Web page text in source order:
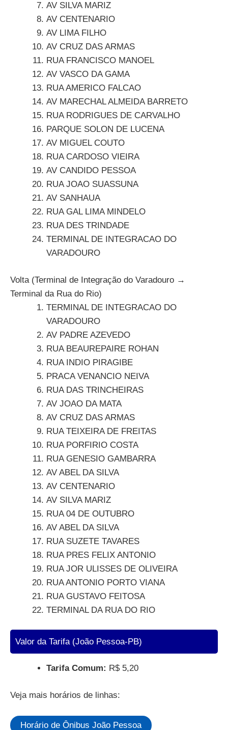
AV SILVA MARIZ
AV CENTENARIO
AV LIMA FILHO
AV CRUZ DAS ARMAS
RUA FRANCISCO MANOEL
AV VASCO DA GAMA
RUA AMERICO FALCAO
AV MARECHAL ALMEIDA BARRETO
RUA RODRIGUES DE CARVALHO
PARQUE SOLON DE LUCENA
AV MIGUEL COUTO
RUA CARDOSO VIEIRA
AV CANDIDO PESSOA
RUA JOAO SUASSUNA
AV SANHAUA
RUA GAL LIMA MINDELO
RUA DES TRINDADE
TERMINAL DE INTEGRACAO DO
VARADOURO
Volta (Terminal de Integração do Varadouro →
Terminal da Rua do Rio)
TERMINAL DE INTEGRACAO DO
VARADOURO
AV PADRE AZEVEDO
RUA BEAUREPAIRE ROHAN
RUA INDIO PIRAGIBE
PRACA VENANCIO NEIVA
RUA DAS TRINCHEIRAS
AV JOAO DA MATA
AV CRUZ DAS ARMAS
RUA TEIXEIRA DE FREITAS
RUA PORFIRIO COSTA
RUA GENESIO GAMBARRA
AV ABEL DA SILVA
AV CENTENARIO
AV SILVA MARIZ
RUA 04 DE OUTUBRO
AV ABEL DA SILVA
RUA SUZETE TAVARES
RUA PRES FELIX ANTONIO
RUA JOR ULISSES DE OLIVEIRA
RUA ANTONIO PORTO VIANA
RUA GUSTAVO FEITOSA
TERMINAL DA RUA DO RIO
Valor da Tarifa (João Pessoa-PB)
Tarifa Comum: R$ 5,20
Veja mais horários de linhas:
Horário de Ônibus João Pessoa